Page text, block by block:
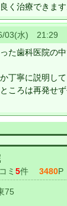
く治療できます
水) 21:29
た歯科医院の
丁寧に説明し
ころは再発せず
ミ 5件 3480P
75